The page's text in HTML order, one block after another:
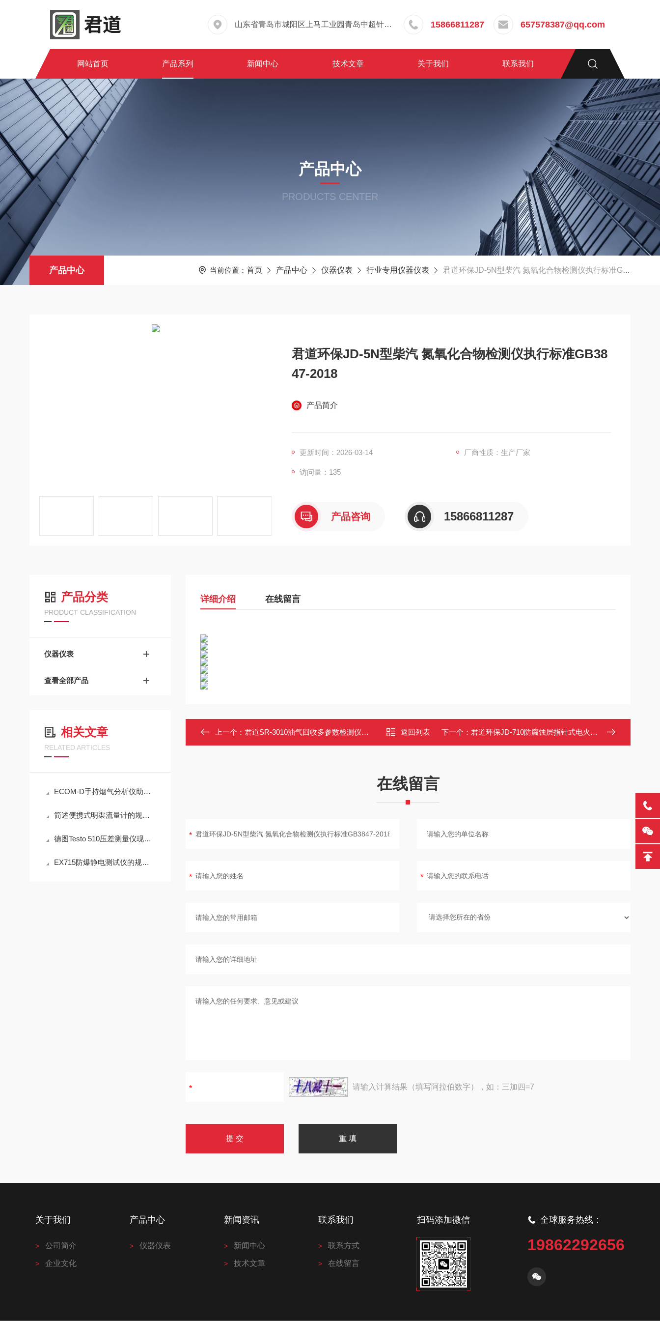
山东省青岛市城阳区上马工业园青岛中超针织有限公司院内东办公楼三层 15866811287 657578387@qq.com
网站首页 产品系列 新闻中心 技术文章 关于我们 联系我们
产品中心
PRODUCTS CENTER
产品中心 当前位置： 首页 产品中心 仪器仪表 行业专用仪器仪表 君道环保JD-5N型柴汽 氮氧化合物检测仪执行标准GB3847-2018
君道环保JD-5N型柴汽 氮氧化合物检测仪执行标准GB38
47-2018
产品简介
更新时间：2026-03-14 厂商性质：生产厂家
访问量：135
产品咨询 15866811287
产品分类
PRODUCT CLASSIFICATION
仪器仪表
查看全部产品
相关文章
RELATED ARTICLES
ECOM-D手持烟气分析仪助力工业排放精准检测
简述便携式明渠流量计的规范操作流程
德图Testo 510压差测量仪现场测量操作与误差控制
EX715防爆静电测试仪的规范定期维护保养方法分享
详细介绍 在线留言
上一个： 君道SR-3010油气回收多参数检测仪支持在线监测比对 返回列表 下一个： 君道环保JD-710防腐蚀层指针式电火花检测仪(特别适用于野外作业）
在线留言
请输入计算结果（填写阿拉伯数字），如：三加四=7
关于我们
公司简介
企业文化
产品中心
仪器仪表
新闻资讯
新闻中心
技术文章
联系我们
联系方式
在线留言
扫码添加微信 全球服务热线：
19862292656